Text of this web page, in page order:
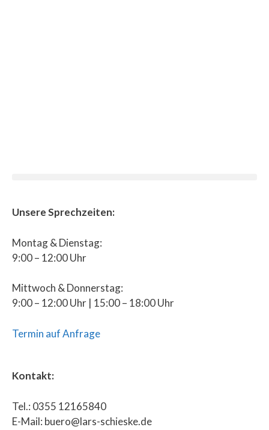
Unsere Sprechzeiten:
Montag & Dienstag:
9:00 – 12:00 Uhr
Mittwoch & Donnerstag:
9:00 – 12:00 Uhr | 15:00 – 18:00 Uhr
Termin auf Anfrage
Kontakt:
Tel.: 0355 12165840
E-Mail: buero@lars-schieske.de